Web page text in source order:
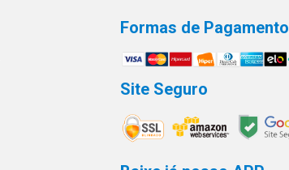
Formas de Pagamento
Site Seguro